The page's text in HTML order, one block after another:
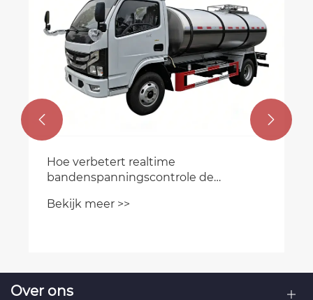
Hoe verbetert realtime
bandenspanningscontrole de
Bekijk meer >>
 
Over ons